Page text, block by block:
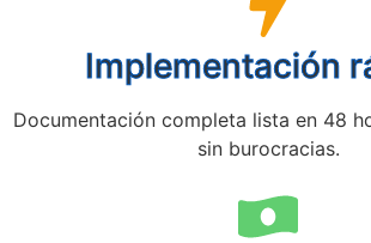
Implementación
Documentación completa lista en 48
sin burocracias.